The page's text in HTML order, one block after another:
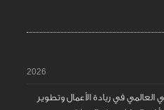
2026
العالمي في ريادة الأعمال وتطوير